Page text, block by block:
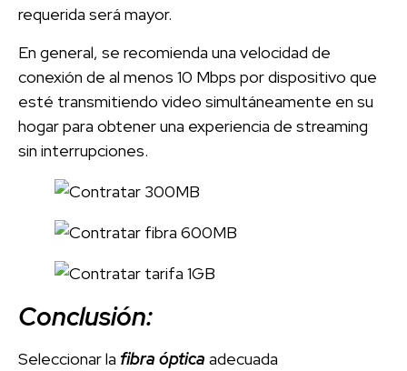
requerida será mayor.
En general, se recomienda una velocidad de
conexión de al menos 10 Mbps por dispositivo que
esté transmitiendo video simultáneamente en su
hogar para obtener una experiencia de streaming
sin interrupciones.
Conclusión:
Seleccionar la fibra óptica adecuada